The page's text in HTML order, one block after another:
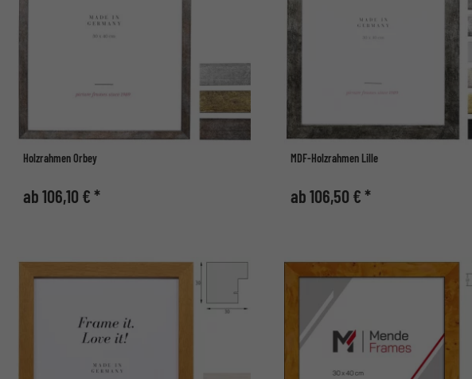
Holzrahmen Orbey
ab 106,10 € *
MDF-Holzrahmen Lille
ab 106,50 € *